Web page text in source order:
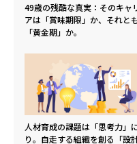
49歳の残酷な真実：そのキャ
アは「賞味期限」か、それと
「黄金期」か。
人材育成の課題は「思考力」
り。自走する組織を創る「設計